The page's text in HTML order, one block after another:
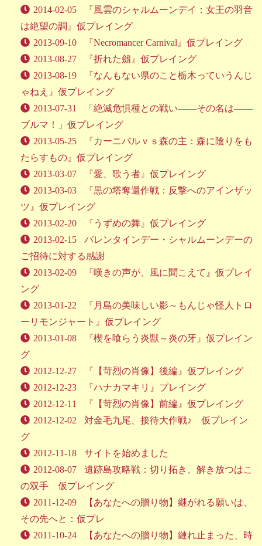
2014-02-05
『風雲のシャルムーンデイ：女王の羽音
は絶望の調』仮プレイング
2013-09-10
『Necromancer Carnival』仮プレイング
2013-08-27
『折れた劔』仮プレイング
2013-08-19
『なんもない県のこと栃木っていうんじ
ゃねえ』仮プレイング
2013-07-31
「絶滅危惧種との戦い――その名は――
ブルマ！」仮プレイング
2013-05-25
『カーニバルｖｓ森の主：森に陰りをも
たらすもの』仮プレイング
2013-03-07
『愛、歌う者』仮プレイング
2013-03-03
『黒の塔奪還作戦：反撃へのアインザッ
ツ』仮プレイング
2013-02-20
『うずめの舞』仮プレイング
2013-02-15
バレンタインデー・シャルムーンデーの
ご招待に対する感謝
2013-02-09
『嘆きの声が、風に聞こえて』仮プレイ
ング
2013-01-22
『月島の美味しい影～もんじゃ怪人トロ
ーリモンジャート』仮プレイング
2013-01-08
『楔を喰らう炎獣～炎の牙』仮プレイン
グ
2012-12-27
『【苛烈の肖像】後編』仮プレイング
2012-12-23
『ハナカマキリ』プレイング
2012-12-11
『【苛烈の肖像】前編』仮プレイング
2012-12-02
対金毛九尾、接待大作戦♪ 仮プレイン
グ
2012-11-18
サイトを始めました
2012-08-07
遺跡島攻略戦：切り拓き、解き放つはこ
の双手 仮プレイング
2011-12-09
【あなたへの贈り物】継がれる願いは、
その先へと：仮プレ
2011-10-24
【あなたへの贈り物】縺れ止まった、時